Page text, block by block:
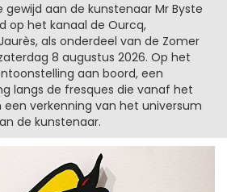
aan de kunstenaar Mr Byste
op het kanaal de Ourcq,
als onderdeel van de Zomer
8 augustus 2026. Op het
aan boord, een
langs de fresques die vanaf het
een verkenning van het universum
de kunstenaar.